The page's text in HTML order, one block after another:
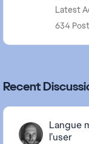
Latest
634
Recent
Langue
l’user